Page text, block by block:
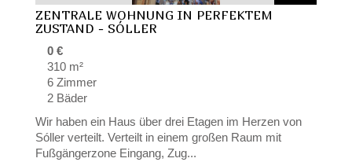
ZENTRALE WOHNUNG IN PERFEKTEM
ZUSTAND - SÓLLER
0 €
310 m²
6 Zimmer
2 Bäder
Wir haben ein Haus über drei Etagen im Herzen von
Sóller verteilt. Verteilt in einem großen Raum mit
Fußgängerzone Eingang, Zug...